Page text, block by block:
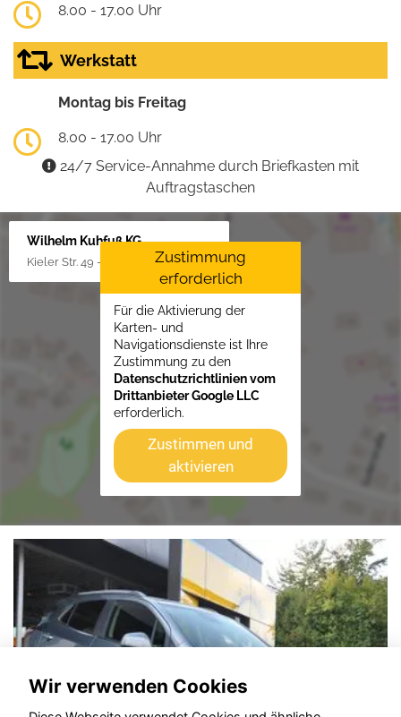
8.00 - 17.00 Uhr
Werkstatt
Montag bis Freitag
8.00 - 17.00 Uhr
24/7 Service-Annahme durch Briefkasten mit
Auftragstaschen
Wilhelm Kuhfuß KG
Kieler Str. 49 - 51, 25451 Quickborn
Zustimmung
erforderlich
Für die Aktivierung der
Karten- und
Navigationsdienste ist Ihre
Zustimmung zu den
Datenschutzrichtlinien vom
Drittanbieter Google LLC
erforderlich.
Zustimmen und
aktivieren
Wir verwenden Cookies